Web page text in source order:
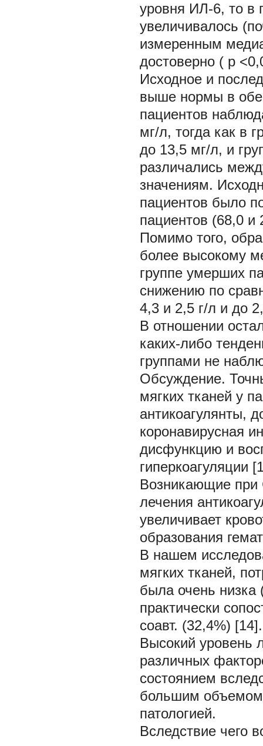
уровня ИЛ-6, то в
увеличивалось
измеренным
достоверно ( p
Исходное и
выше нормы в
пациентов
мг/л, тогда как в
до 13,5 мг/л, и
различались
значениям.
пациентов было
пациентов (68,0 и
Помимо того,
более высокому
группе умерших
снижению по
4,3 и 2,5 г/л и до
В отношении
каких-либо
группами не
Обсуждение.
мягких тканей у
антикоагулянты,
коронавирусная
дисфункцию и
гиперкоагуляции
Возникающие при
лечения
увеличивает
образования
В нашем
мягких тканей,
была очень низка
практически
соавт. (32,4%) [14].
Высокий уровень
различных
состоянием
большим объемом
патологией.
Вследствие чего